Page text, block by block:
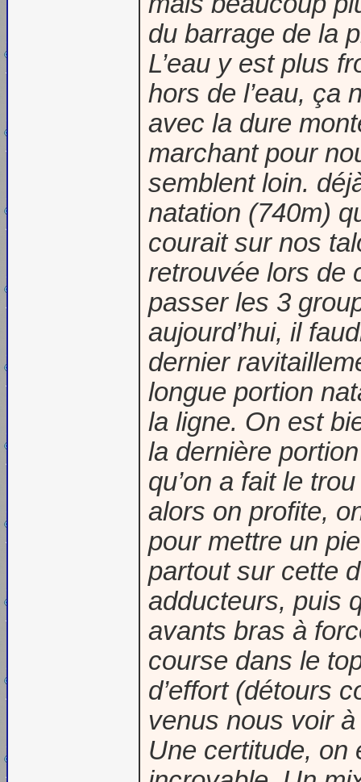
du barrage de la
L’eau y est plus
hors de l’eau, ça
avec la dure
marchant pour
semblent loin.
natation (740m)
courait sur nos
retrouvée lors de
passer les 3
aujourd’hui, il
dernier
longue portion
la ligne. On est
la dernière
qu’on a fait le
alors on profite,
pour mettre un
partout sur cette
adducteurs, puis
avants bras à
course dans le
d’effort (détours
venus nous voir
Une certitude, on